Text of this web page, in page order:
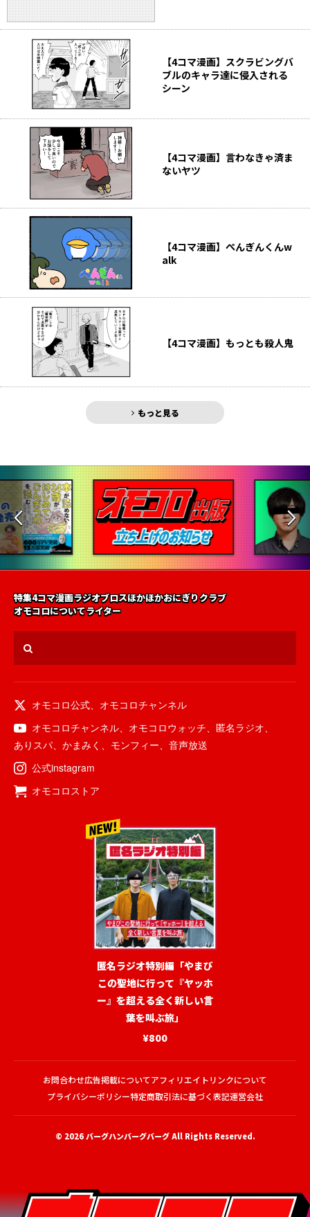
【4コマ漫画】スクラビングバ
ブルのキャラ達に侵入される
シーン
【4コマ漫画】言わなきゃ済ま
ないヤツ
【4コマ漫画】ぺんぎんくんw
alk
【4コマ漫画】もっとも殺人鬼
もっと見る
特集4コマ漫画ラジオブロスほかほかおにぎりクラブ
オモコロについてライター
オモコロ公式、 オモコロチャンネル
オモコロチャンネル、 オモコロウォッチ、 匿名ラジオ、
ありスパ、 かまみく 、 モンフィー、 音声放送
公式instagram
オモコロストア
匿名ラジオ特別編「やまび
この聖地に行って『ヤッホ
ー』を超える全く新しい言
葉を叫ぶ旅」
¥800
お問合わせ広告掲載についてアフィリエイトリンクについて
プライバシーポリシー特定商取引法に基づく表記運営会社
© 2026バーグハンバーグバーグAll Rights Reserved.